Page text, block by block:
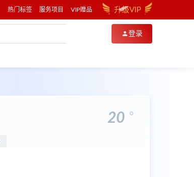
热门标签 服务项目 VIP赠品 升级VIP
登录
20
。